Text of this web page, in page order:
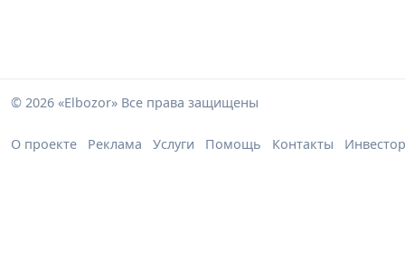
© 2026 «Elbozor» Все права защищены
О проекте Реклама Услуги Помощь Контакты